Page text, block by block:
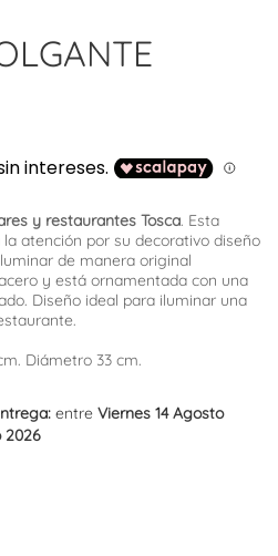
y restaurantes Tosca. Esta
atención por su decorativo diseño
de manera original
y está ornamentada con una
Diseño ideal para iluminar una
Diámetro 33 cm.
entre Viernes 14 Agosto
2026